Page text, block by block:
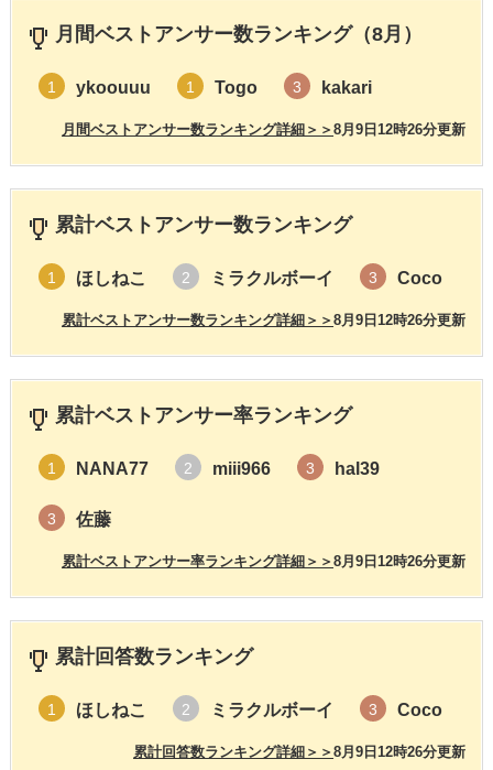
月間ベストアンサー数ランキング（8月）
1 ykoouuu 1 Togo 3 kakari
8月9日12時26分更新
月間ベストアンサー数ランキング詳細＞＞
累計ベストアンサー数ランキング
1 ほしねこ 2 ミラクルボーイ 3 Coco
8月9日12時26分更新
累計ベストアンサー数ランキング詳細＞＞
累計ベストアンサー率ランキング
1 NANA77 2 miii966 3 hal39
3 佐藤
8月9日12時26分更新
累計ベストアンサー率ランキング詳細＞＞
累計回答数ランキング
1 ほしねこ 2 ミラクルボーイ 3 Coco
8月9日12時26分更新
累計回答数ランキング詳細＞＞